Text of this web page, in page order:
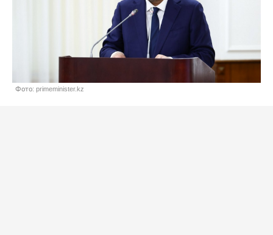
Фото: primeminister.kz